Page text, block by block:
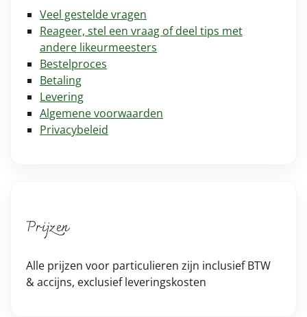
Veel gestelde vragen
Reageer, stel een vraag of deel tips met
andere likeurmeesters
Bestelproces
Betaling
Levering
Algemene voorwaarden
Privacybeleid
Prijzen
Alle prijzen voor particulieren zijn inclusief BTW
& accijns, exclusief leveringskosten